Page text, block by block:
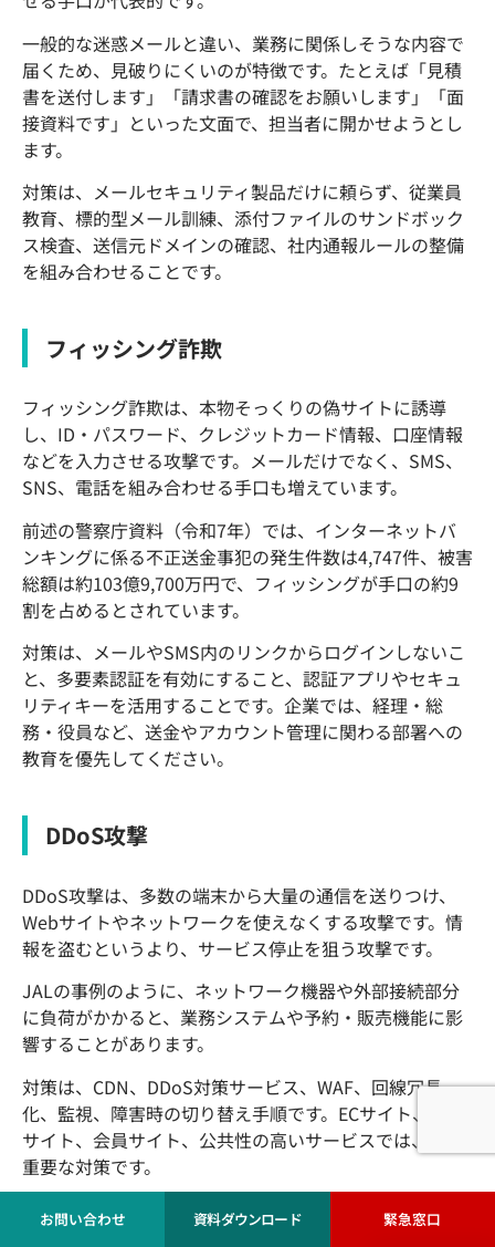
一般的な迷惑メールと違い、業務に関係しそうな内容で
届くため、見破りにくいのが特徴です。たとえば「見積
書を送付します」「請求書の確認をお願いします」「面
接資料です」といった文面で、担当者に開かせようとし
ます。
対策は、メールセキュリティ製品だけに頼らず、従業員
教育、標的型メール訓練、添付ファイルのサンドボック
ス検査、送信元ドメインの確認、社内通報ルールの整備
を組み合わせることです。
フィッシング詐欺
フィッシング詐欺は、本物そっくりの偽サイトに誘導
し、ID・パスワード、クレジットカード情報、口座情報
などを入力させる攻撃です。メールだけでなく、SMS、
SNS、電話を組み合わせる手口も増えています。
前述の警察庁資料（令和7年）では、インターネットバ
ンキングに係る不正送金事犯の発生件数は4,747件、被害
総額は約103億9,700万円で、フィッシングが手口の約9
割を占めるとされています。
対策は、メールやSMS内のリンクからログインしないこ
と、多要素認証を有効にすること、認証アプリやセキュ
リティキーを活用することです。企業では、経理・総
務・役員など、送金やアカウント管理に関わる部署への
教育を優先してください。
DDoS攻撃
DDoS攻撃は、多数の端末から大量の通信を送りつけ、
Webサイトやネットワークを使えなくする攻撃です。情
報を盗むというより、サービス停止を狙う攻撃です。
JALの事例のように、ネットワーク機器や外部接続部分
に負荷がかかると、業務システムや予約・販売機能に影
響することがあります。
対策は、CDN、DDoS対策サービス、WAF、回線冗長
化、監視、障害時の切り替え手順です。ECサイト、予約
サイト、会員サイト、公共性の高いサービスでは、特に
重要な対策です。
お問い合わせ 資料ダウンロード 緊急窓口